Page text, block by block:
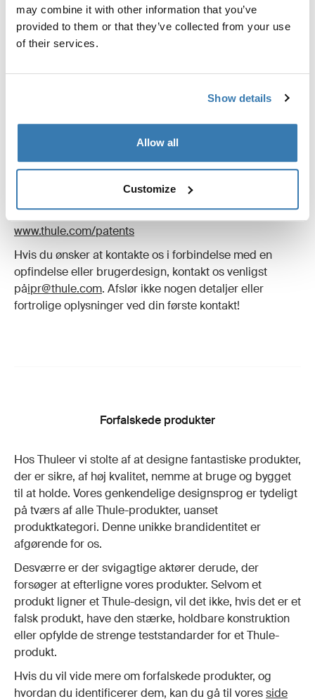
may combine it with other information that you’ve
provided to them or that they’ve collected from your use
of their services.
Show details
Allow all
Customize
designs afventende og registrerede over hele verden
for hovedparten af Thules mærkevare produkter.
Du finder en liste over patenter og designs på
www.thule.com/patents
Hvis du ønsker at kontakte os i forbindelse med en
opfindelse eller brugerdesign, kontakt os venligst
påipr@thule.com. Afslør ikke nogen detaljer eller
fortrolige oplysninger ved din første kontakt!
Forfalskede produkter
Hos Thuleer vi stolte af at designe fantastiske produkter,
der er sikre, af høj kvalitet, nemme at bruge og bygget
til at holde. Vores genkendelige designsprog er tydeligt
på tværs af alle Thule-produkter, uanset
produktkategori. Denne unikke brandidentitet er
afgørende for os.
Desværre er der svigagtige aktører derude, der
forsøger at efterligne vores produkter. Selvom et
produkt ligner et Thule-design, vil det ikke, hvis det er et
falsk produkt, have den stærke, holdbare konstruktion
eller opfylde de strenge teststandarder for et Thule-
produkt.
Hvis du vil vide mere om forfalskede produkter, og
hvordan du identificerer dem, kan du gå til voresside